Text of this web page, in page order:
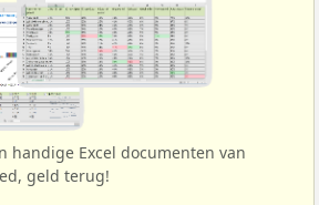
handige Excel documenten van
geld terug!